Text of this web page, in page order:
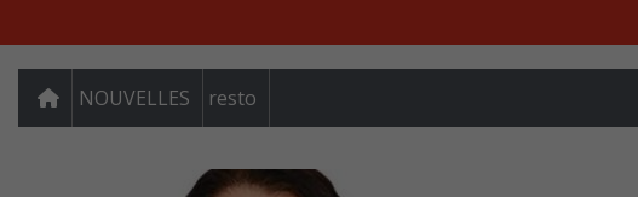
NOUVELLES resto